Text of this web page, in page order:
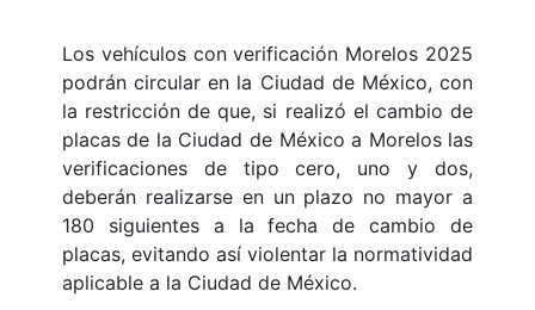
Los vehículos con verificación Morelos 2025
podrán circular en la Ciudad de México, con
la restricción de que, si realizó el cambio de
placas de la Ciudad de México a Morelos las
verificaciones de tipo cero, uno y dos,
deberán realizarse en un plazo no mayor a
180 siguientes a la fecha de cambio de
placas, evitando así violentar la normatividad
aplicable a la Ciudad de México.